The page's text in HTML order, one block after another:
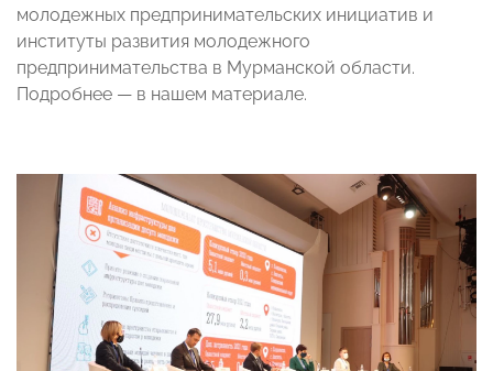
молодежных предпринимательских инициатив и
институты развития молодежного
предпринимательства в Мурманской области.
Подробнее — в нашем материале.